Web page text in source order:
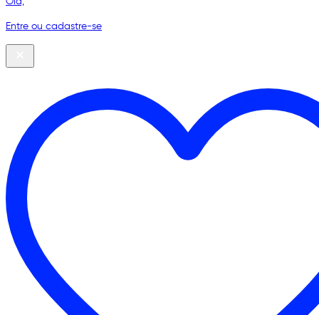
Entre ou cadastre-se